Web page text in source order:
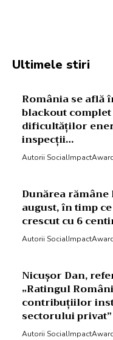
Ultimele stiri
România se află
blackout
dificultăților
inspecții…
Autorii
Dunărea rămâne
august, în timp
crescut cu 6
Autorii
Nicușor Dan,
„Ratingul
contribuțiilor
sectorului privat”
Autorii